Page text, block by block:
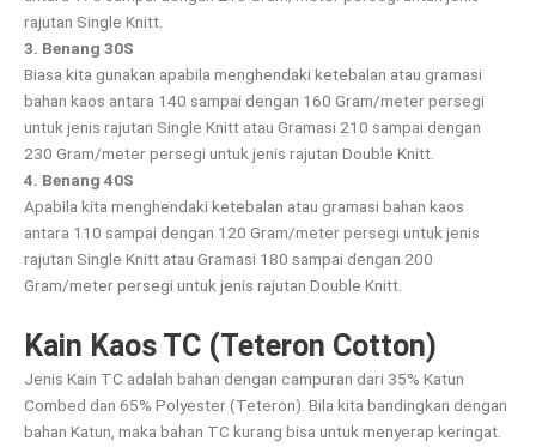
rajutan Single Knitt.
3. Benang 30S
Biasa kita gunakan apabila menghendaki ketebalan atau gramasi
bahan kaos antara 140 sampai dengan 160 Gram/meter persegi
untuk jenis rajutan Single Knitt atau Gramasi 210 sampai dengan
230 Gram/meter persegi untuk jenis rajutan Double Knitt.
4. Benang 40S
Apabila kita menghendaki ketebalan atau gramasi bahan kaos
antara 110 sampai dengan 120 Gram/meter persegi untuk jenis
rajutan Single Knitt atau Gramasi 180 sampai dengan 200
Gram/meter persegi untuk jenis rajutan Double Knitt.
Kain Kaos TC (Teteron Cotton)
Jenis Kain TC adalah bahan dengan campuran dari 35% Katun
Combed dan 65% Polyester (Teteron). Bila kita bandingkan dengan
bahan Katun, maka bahan TC kurang bisa untuk menyerap keringat.